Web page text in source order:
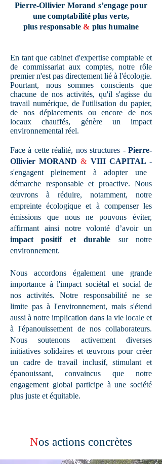
Pierre-Ollivier Morand s’engage pour
une comptabilité plus verte,
plus responsable & plus humaine
En tant que cabinet d'expertise comptable et
de commissariat aux comptes, notre rôle
premier n'est pas directement lié à l'écologie.
Pourtant, nous sommes conscients que
chacune de nos activités, qu'il s'agisse du
travail numérique, de l'utilisation du papier,
de nos déplacements ou encore de nos
locaux chauffés, génère un impact
environnemental réel.
Face à cette réalité, nos structures -Pierre-
Ollivier MORAND & VIII CAPITAL-
s'engagent pleinement à adopter une
démarche responsable et proactive. Nous
œuvrons à réduire, notamment, notre
empreinte écologique et à compenser les
émissions que nous ne pouvons éviter,
affirmant ainsi notre volonté d’avoir un
impact positif et durable sur notre
environnement.
Nous accordons également une grande
importance à l'impact sociétal et social de
nos activités. Notre responsabilité ne se
limite pas à l'environnement, mais s'étend
aussi à notre implication dans la vie locale et
à l'épanouissement de nos collaborateurs.
Nous soutenons activement diverses
initiatives solidaires et œuvrons pour créer
un cadre de travail inclusif, stimulant et
épanouissant, convaincus que notre
engagement global participe à une société
plus juste et équitable.
Nos actions concrètes